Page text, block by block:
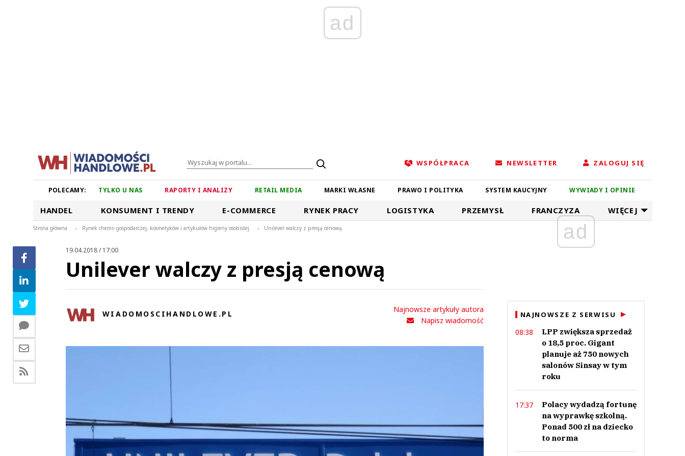
ad
WSPÓŁPRACA NEWSLETTER ZALOGUJ SIĘ
POLECAMY: TYLKO U NAS RAPORTY I ANALIZY RETAIL MEDIA MARKI WŁASNE PRAWO I POLITYKA SYSTEM KAUCYJNY WYWIADY I OPINIE
HANDEL KONSUMENT I TRENDY E-COMMERCE RYNEK PRACY LOGISTYKA PRZEMYSŁ FRANCZYZA WIĘCEJ
Strona główna > Rynek chemii gospodarczej, kosmetyków i artykułów higieny osobistej > Unilever walczy z presją cenową
19.04.2018 / 17:00
Unilever walczy z presją cenową
WIADOMOSCIHANDLOWE.PL
Najnowsze artykuły autora
Napisz wiadomość
ad
NAJNOWSZE Z SERWISU
08:38
LPP zwiększa sprzedaż
o 18,5 proc. Gigant
planuje aż 750 nowych
salonów Sinsay w tym
roku
17:37
Polacy wydadzą fortunę
na wyprawkę szkolną.
Ponad 500 zł na dziecko
to norma